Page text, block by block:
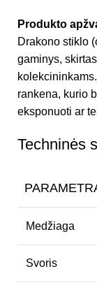
Produkto
Drakono stiklo
gaminys,
rankena, kurio
eksponuoti ar
Techninės
Medžiaga
Svoris